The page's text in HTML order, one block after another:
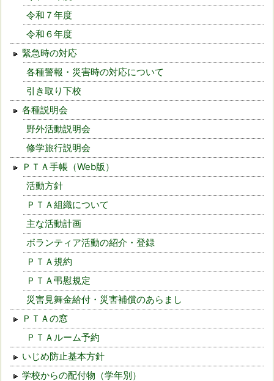
令和７年度
令和６年度
緊急時の対応
各種警報・災害時の対応について
引き取り下校
各種説明会
野外活動説明会
修学旅行説明会
ＰＴＡ手帳（Web版）
活動方針
ＰＴＡ組織について
主な活動計画
ボランティア活動の紹介・登録
ＰＴＡ規約
ＰＴＡ弔慰規定
災害見舞金給付・災害補償のあらまし
ＰＴＡの窓
ＰＴＡルーム予約
いじめ防止基本方針
学校からの配付物（学年別）